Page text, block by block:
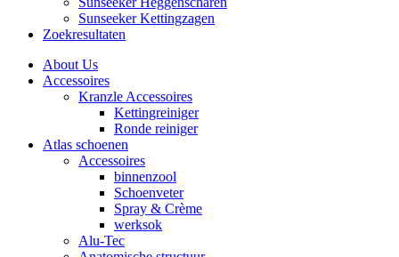
Sunseeker Kettingzagen
Zoekresultaten
About Us
Accessoires
Kranzle Accessoires
Kettingreiniger
Ronde reiniger
Atlas schoenen
Accessoires
binnenzool
Schoenveter
Spray & Crème
werksok
Alu-Tec